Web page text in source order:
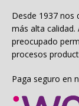
Desde 1937 nos
más alta
preocupado
procesos
Paga seguro en